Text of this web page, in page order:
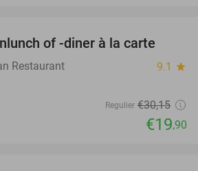
of -diner à la carte
Restaurant 9.1 star
Regulier €30,15
€19,90